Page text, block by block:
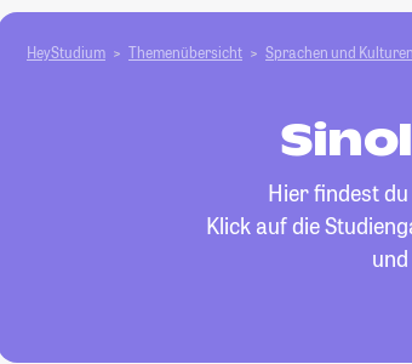
HeyStudium Themenübersicht Sprachen und
Hier findest
Klick auf die